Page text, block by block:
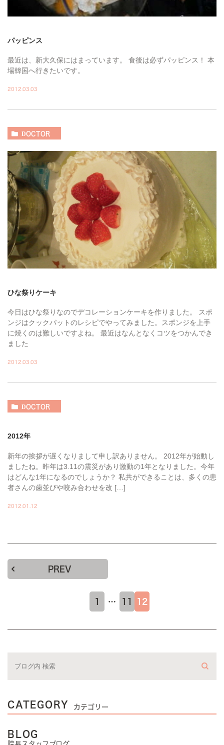
パッピンス
最近は、新大久保にはまっています。 食後は必ずパッピンス！ 本
場韓国へ行きたいです。
2012.03.03
DOCTOR
ひな祭りケーキ
今日はひな祭りなのでデコレーションケーキを作りました。 スポ
ンジはクックパットのレシピでやってみました。スポンジを上手
に焼くのは難しいですよね。 最近はなんとなくコツをつかんでき
ました
2012.03.03
DOCTOR
2012年
新年の挨拶が遅くなりまして申し訳ありません。 2012年が始動し
ましたね。昨年は3.11の震災があり激動の1年となりました。今年
はどんな1年になるのでしょうか？ 私共ができることは、多くの患
者さんの歯並びや咬み合わせを改 […]
2012.01.12
PREV
1 … 11 12
CATEGORY カテゴリー
BLOG